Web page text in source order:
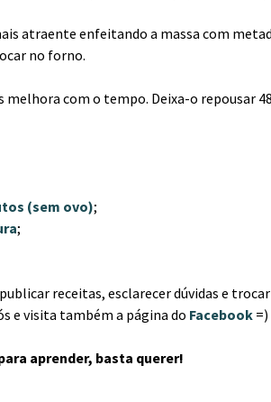
atraente enfeitando a massa com
no forno.
melhora com o tempo. Deixa-o repousar
(sem ovo);
;
receitas, esclarecer dúvidas e
e visita também a página do Facebook =)
aprender, basta querer!